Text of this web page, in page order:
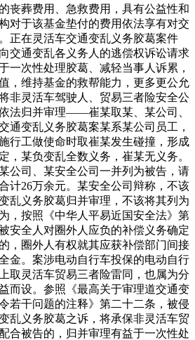
丧葬费用、急救费用，具有公益性和
对于该基金垫付的费用依法享有对交
正在灵活车交通变乱义务胶葛案件
交通变乱各义务人的逃偿权诉讼请求
一次性处理胶葛、减轻当事人诉累，
，维持基金的救帮能力，更多更公允
非灵活车驾驶人、贸易三者险安全公
法归并审理——崔某取某、某公司、
通变乱义务胶葛案某系某公司员工，
行工做使命时取崔某发生碰撞，形成
，某负变乱全数义务，崔某无义务。
公司、某安全公司一并列为被告，请
计26万余元。某安全公司辩称，不该
乱义务胶葛归并审理，不该将其列为
，按照《中华人平易近国安全法》第
安全人对圈外人应负的补偿义务确定
，圈外人有权就其应获补偿部门间接
金。案涉电动自行车投保的电动自行
取灵活车贸易三者险雷同，也属为分
而设。参照《最高关于审理道交通变
若干问题的注释》第二十二条，被侵
乱义务胶葛之诉，将承保非灵活车贸
合被告的，归并审理有益于一次性处